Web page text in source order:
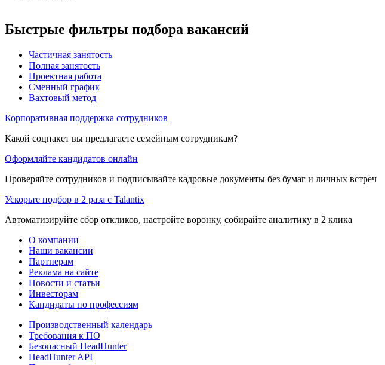
Быстрые фильтры подбора вакансий
Частичная занятость
Полная занятость
Проектная работа
Сменный график
Вахтовый метод
Корпоративная поддержка сотрудников
Какой соцпакет вы предлагаете семейным сотрудникам?
Оформляйте кандидатов онлайн
Проверяйте сотрудников и подписывайте кадровые документы без бумаг и личных встреч
Ускорьте подбор в 2 раза с Talantix
Автоматизируйте сбор откликов, настройте воронку, собирайте аналитику в 2 клика
О компании
Наши вакансии
Партнерам
Реклама на сайте
Новости и статьи
Инвесторам
Кандидаты по профессиям
Производственный календарь
Требования к ПО
Безопасный HeadHunter
HeadHunter API